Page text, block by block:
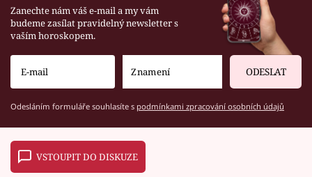
Zanechte nám váš e-mail a my vám
budeme zasílat pravidelný newsletter s
vaším horoskopem.
ODESLAT
Odesláním formuláře souhlasíte s podmínkami zpracování osobních údajů
VSTOUPIT DO DISKUZE